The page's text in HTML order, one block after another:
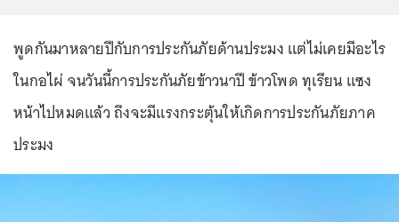
พูดกันมาหลายปีกับการประกันภัยด้านประมง แต่ไม่เคยมีอะไร
ในกอไผ่ จนวันนี้การประกันภัยข้าวนาปี ข้าวโพด ทุเรียน แซง
หน้าไปหมดแล้ว ถึงจะมีแรงกระตุ้นให้เกิดการประกันภัยภาค
ประมง